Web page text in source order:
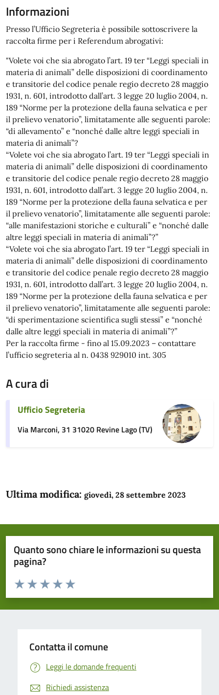
Informazioni
Presso l’Ufficio Segreteria è possibile sottoscrivere la
raccolta firme per i Referendum abrogativi:
"Volete voi che sia abrogato l’art. 19 ter “Leggi speciali in
materia di animali” delle disposizioni di coordinamento
e transitorie del codice penale regio decreto 28 maggio
1931, n. 601, introdotto dall’art. 3 legge 20 luglio 2004, n.
189 “Norme per la protezione della fauna selvatica e per
il prelievo venatorio”, limitatamente alle seguenti parole:
“di allevamento” e “nonché dalle altre leggi speciali in
materia di animali”?
“Volete voi che sia abrogato l’art. 19 ter “Leggi speciali in
materia di animali” delle disposizioni di coordinamento
e transitorie del codice penale regio decreto 28 maggio
1931, n. 601, introdotto dall’art. 3 legge 20 luglio 2004, n.
189 “Norme per la protezione della fauna selvatica e per
il prelievo venatorio”, limitatamente alle seguenti parole:
“alle manifestazioni storiche e culturali” e “nonché dalle
altre leggi speciali in materia di animali”?”
“Volete voi che sia abrogato l’art. 19 ter “Leggi speciali in
materia di animali” delle disposizioni di coordinamento
e transitorie del codice penale regio decreto 28 maggio
1931, n. 601, introdotto dall’art. 3 legge 20 luglio 2004, n.
189 “Norme per la protezione della fauna selvatica e per
il prelievo venatorio”, limitatamente alle seguenti parole:
“di sperimentazione scientifica sugli stessi” e “nonché
dalle altre leggi speciali in materia di animali”?”
Per la raccolta firme - fino al 15.09.2023 – contattare
l’ufficio segreteria al n. 0438 929010 int. 305
A cura di
Ufficio Segreteria
Via Marconi, 31 31020 Revine Lago (TV)
Ultima modifica: giovedì, 28 settembre 2023
Quanto sono chiare le informazioni su questa
pagina?
Domanda
Valuta da 1 a 5 stelle la pagina
Valuta 5 stelle su 5
Valuta 4 stelle su 5
Valuta 3 stelle su 5
Valuta 2 stelle su 5
Valuta 1 stelle su 5
Contatta il comune
Leggi le domande frequenti
Richiedi assistenza